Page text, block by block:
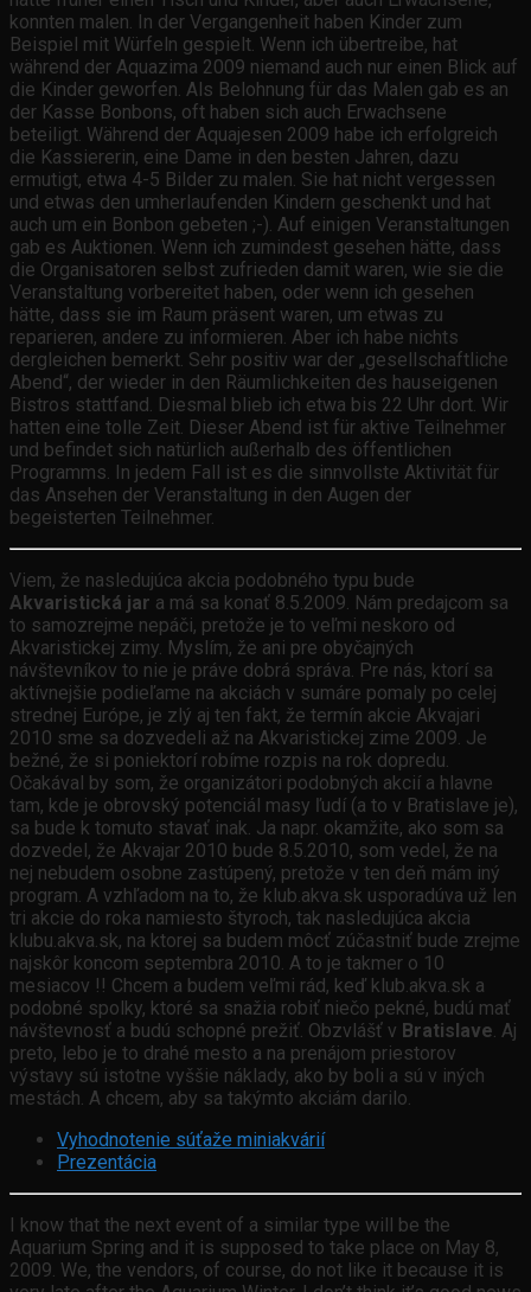
konnten malen. In der Vergangenheit haben Kinder zum
Beispiel mit Würfeln gespielt. Wenn ich übertreibe, hat
während der Aquazima 2009 niemand auch nur einen Blick auf
die Kinder geworfen. Als Belohnung für das Malen gab es an
der Kasse Bonbons, oft haben sich auch Erwachsene
beteiligt. Während der Aquajesen 2009 habe ich erfolgreich
die Kassiererin, eine Dame in den besten Jahren, dazu
ermutigt, etwa 4-5 Bilder zu malen. Sie hat nicht vergessen
und etwas den umherlaufenden Kindern geschenkt und hat
auch um ein Bonbon gebeten ;-). Auf einigen Veranstaltungen
gab es Auktionen. Wenn ich zumindest gesehen hätte, dass
die Organisatoren selbst zufrieden damit waren, wie sie die
Veranstaltung vorbereitet haben, oder wenn ich gesehen
hätte, dass sie im Raum präsent waren, um etwas zu
reparieren, andere zu informieren. Aber ich habe nichts
dergleichen bemerkt. Sehr positiv war der „gesellschaftliche
Abend“, der wieder in den Räumlichkeiten des hauseigenen
Bistros stattfand. Diesmal blieb ich etwa bis 22 Uhr dort. Wir
hatten eine tolle Zeit. Dieser Abend ist für aktive Teilnehmer
und befindet sich natürlich außerhalb des öffentlichen
Programms. In jedem Fall ist es die sinnvollste Aktivität für
das Ansehen der Veranstaltung in den Augen der
begeisterten Teilnehmer.
Viem, že nasledujúca akcia podobného typu bude
Akvaristická jar a má sa konať 8.5.2009. Nám predajcom sa
to samozrejme nepáči, pretože je to veľmi neskoro od
Akvaristickej zimy. Myslím, že ani pre obyčajných
návštevníkov to nie je práve dobrá správa. Pre nás, ktorí sa
aktívnejšie podieľame na akciách v sumáre pomaly po celej
strednej Európe, je zlý aj ten fakt, že termín akcie Akvajari
2010 sme sa dozvedeli až na Akvaristickej zime 2009. Je
bežné, že si poniektorí robíme rozpis na rok dopredu.
Očakával by som, že organizátori podobných akcií a hlavne
tam, kde je obrovský potenciál masy ľudí (a to v Bratislave je),
sa bude k tomuto stavať inak. Ja napr. okamžite, ako som sa
dozvedel, že Akvajar 2010 bude 8.5.2010, som vedel, že na
nej nebudem osobne zastúpený, pretože v ten deň mám iný
program. A vzhľadom na to, že klub.akva.sk usporadúva už len
tri akcie do roka namiesto štyroch, tak nasledujúca akcia
klubu.akva.sk, na ktorej sa budem môcť zúčastniť bude zrejme
najskôr koncom septembra 2010. A to je takmer o 10
mesiacov !! Chcem a budem veľmi rád, keď klub.akva.sk a
podobné spolky, ktoré sa snažia robiť niečo pekné, budú mať
návštevnosť a budú schopné prežiť. Obzvlášť v Bratislave. Aj
preto, lebo je to drahé mesto a na prenájom priestorov
výstavy sú istotne vyššie náklady, ako by boli a sú v iných
mestách. A chcem, aby sa takýmto akciám darilo.
Vyhodnotenie súťaže miniakvárií
Prezentácia
I know that the next event of a similar type will be the
Aquarium Spring and it is supposed to take place on May 8,
2009. We, the vendors, of course, do not like it because it is